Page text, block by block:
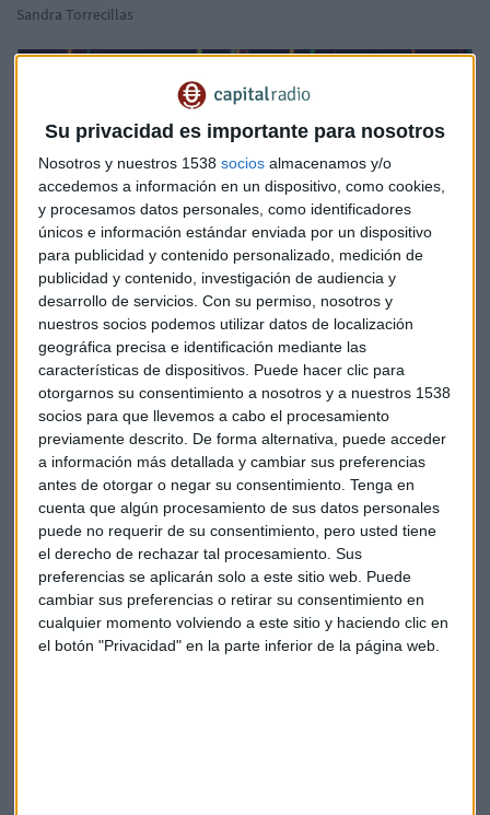
Su privacidad es importante para nosotros
Nosotros y nuestros 1538 socios almacenamos y/o
accedemos a información en un dispositivo, como cookies,
y procesamos datos personales, como identificadores
únicos e información estándar enviada por un dispositivo
para publicidad y contenido personalizado, medición de
publicidad y contenido, investigación de audiencia y
desarrollo de servicios. Con su permiso, nosotros y
nuestros socios podemos utilizar datos de localización
geográfica precisa e identificación mediante las
características de dispositivos. Puede hacer clic para
otorgarnos su consentimiento a nosotros y a nuestros 1538
socios para que llevemos a cabo el procesamiento
previamente descrito. De forma alternativa, puede acceder
a información más detallada y cambiar sus preferencias
antes de otorgar o negar su consentimiento. Tenga en
cuenta que algún procesamiento de sus datos personales
puede no requerir de su consentimiento, pero usted tiene
el derecho de rechazar tal procesamiento. Sus
preferencias se aplicarán solo a este sitio web. Puede
cambiar sus preferencias o retirar su consentimiento en
cualquier momento volviendo a este sitio y haciendo clic en
el botón "Privacidad" en la parte inferior de la página web.
Sandra Torrecillas
CONSULTORIO
Roberto Moro: "No hay ninguna señal de riesgo, de
peligro"
Sandra Torrecillas